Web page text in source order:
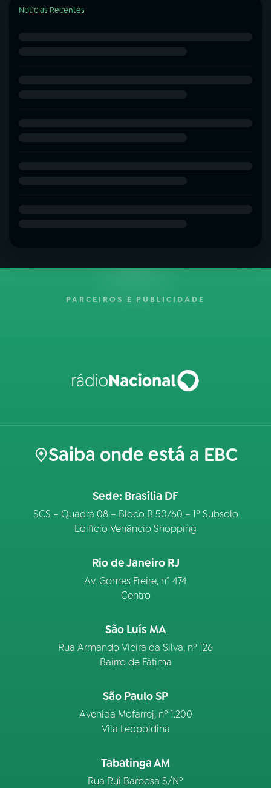
Notícias Recentes
PARCEIROS E PUBLICIDADE
Saiba onde está a EBC
Sede: Brasília DF
SCS – Quadra 08 – Bloco B 50/60 – 1º Subsolo
Edifício Venâncio Shopping
Rio de Janeiro RJ
Av. Gomes Freire, n° 474
Centro
São Luís MA
Rua Armando Vieira da Silva, nº 126
Bairro de Fátima
São Paulo SP
Avenida Mofarrej, nº 1.200
Vila Leopoldina
Tabatinga AM
Rua Rui Barbosa S/Nº